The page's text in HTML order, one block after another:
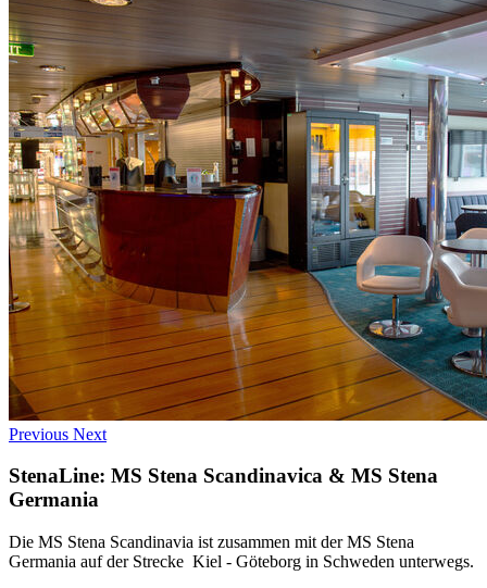
Previous Next
StenaLine: MS Stena Scandinavica & MS Stena
Germania
Die MS Stena Scandinavia ist zusammen mit der MS Stena
Germania auf der Strecke Kiel - Göteborg in Schweden unterwegs.